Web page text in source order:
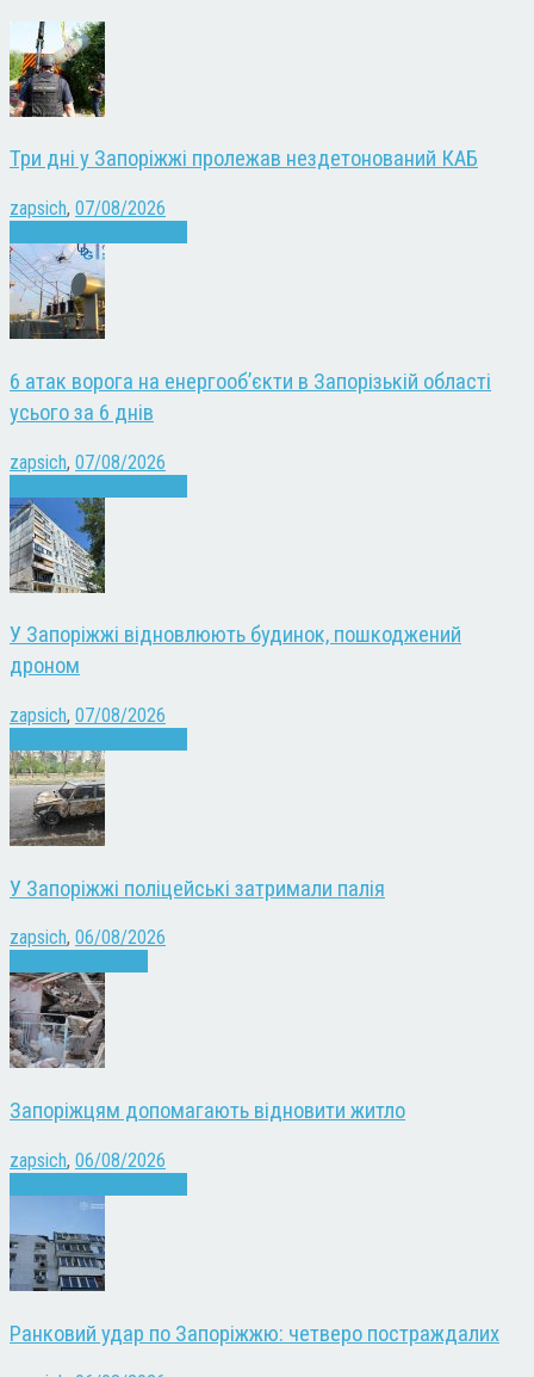
Три дні у Запоріжжі пролежав нездетонований КАБ
zapsich, 07/08/2026
6 атак ворога на енергооб’єкти в Запорізькій області
усього за 6 днів
zapsich, 07/08/2026
У Запоріжжі відновлюють будинок, пошкоджений
дроном
zapsich, 07/08/2026
У Запоріжжі поліцейські затримали палія
zapsich, 06/08/2026
Запоріжцям допомагають відновити житло
zapsich, 06/08/2026
Ранковий удар по Запоріжжю: четверо постраждалих